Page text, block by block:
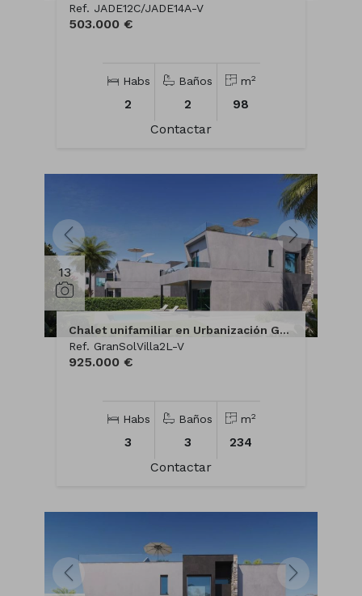
Ref. JADE12C/JADE14A-V
503.000 €
Habs
2
Baños
2
m2
98
Contactar
13
Chalet unifamiliar en Urbanización Gran Sol
Ref. GranSolVilla2L-V
925.000 €
Habs
3
Baños
3
m2
234
Contactar